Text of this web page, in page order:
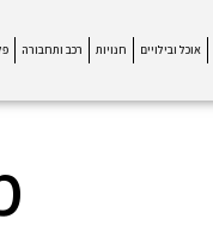
אוכל ובילויים חנויות רכב ותחבורה